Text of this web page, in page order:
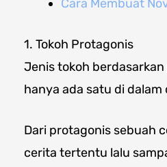
Cara Membuat
1. Tokoh Protagonis
Jenis tokoh
hanya ada satu di
Dari protagonis sebuah
cerita tertentu lalu